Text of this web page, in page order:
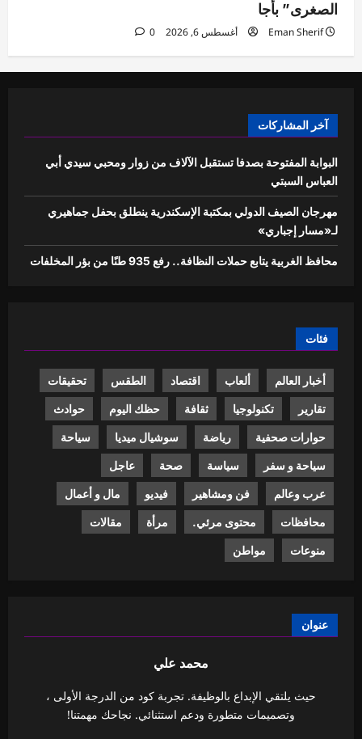
الصغرى” بأجا
Eman Sherif أغسطس 6, 2026 0
آخر المشاركات
البوابة المفتوحة بصدفا تستقبل الآلاف من زوار ومحبي سيدي أبي
العباس السبتي
مهرجان الصيف الدولي بمكتبة الإسكندرية ينطلق بحفل جماهيري
لـ«مسار إجباري»
محافظ الغربية يتابع حملات النظافة.. رفع 935 طنًا من بؤر المخلفات
فئات
أخبار العالم ألعاب اقتصاد الطقس تحقيقات
تقارير تكنولوجيا ثقافة حظك اليوم حوادث
حوارات صحفية رياضة سوشيال ميديا سياحة
سياحة و سفر سياسة صحة عاجل
عرب وعالم فن ومشاهير فيديو مال و أعمال
محافظات محتوى مرئي. مرأة مقالات
منوعات مواطن
عنوان
محمد علي
حيث يلتقي الإبداع بالوظيفة. تجربة كود من الدرجة الأولى ،
وتصميمات متطورة ودعم استثنائي. نجاحك مهمتنا!